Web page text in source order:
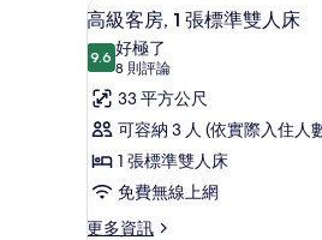
顯
示
高
級
客
房,
1
張
11
高級客房, 1 張標準雙人床
9.69.6 分，滿分 10 分
好極了
8 則評論
(8
則
評
論)
33 平方公尺
可容納 3 人 (依實際入住人
1 張標準雙人床
免費無線上網
更多資訊
更